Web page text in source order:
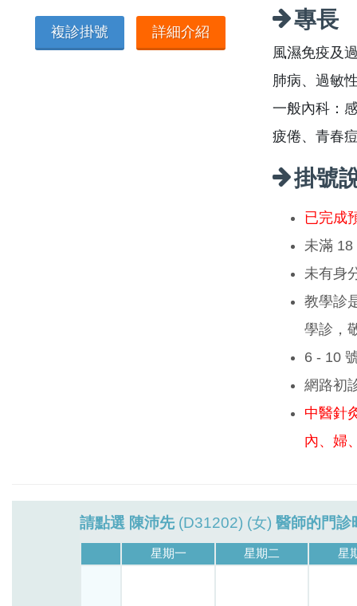
複診掛號 詳細介紹 專長
風濕免疫及
肺病、過敏
一般內科：
疲倦、青春
掛號
已完成
未滿 18
未有身
教學診
學診，
6 - 10
網路初
中醫針
內、婦